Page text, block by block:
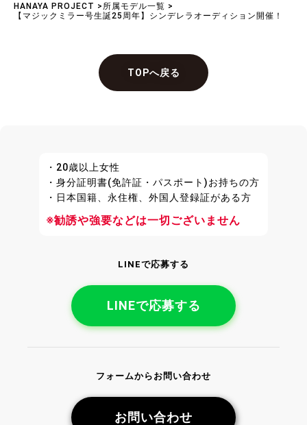
HANAYA PROJECT > 所属モデル一覧 >
【マジックミラー号生誕25周年】シンデレラオーディション開催！
TOPへ戻る
・20歳以上女性
・身分証明書(免許証・パスポート)お持ちの方
・日本国籍、永住権、外国人登録証がある方
※勧誘や強要などは一切ございません
LINEで応募する
LINEで応募する
フォームからお問い合わせ
お問い合わせ